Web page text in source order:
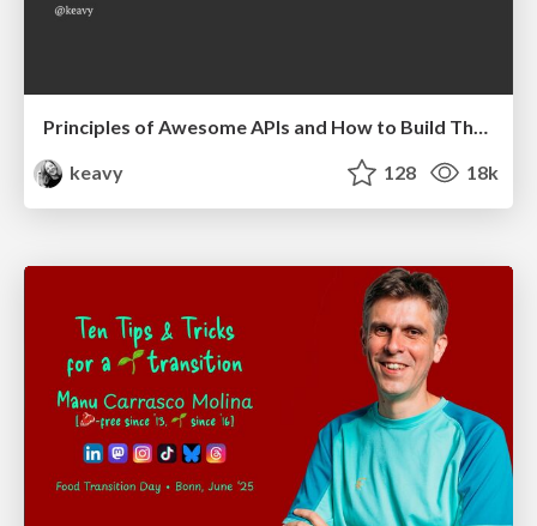
keavy
128 18k